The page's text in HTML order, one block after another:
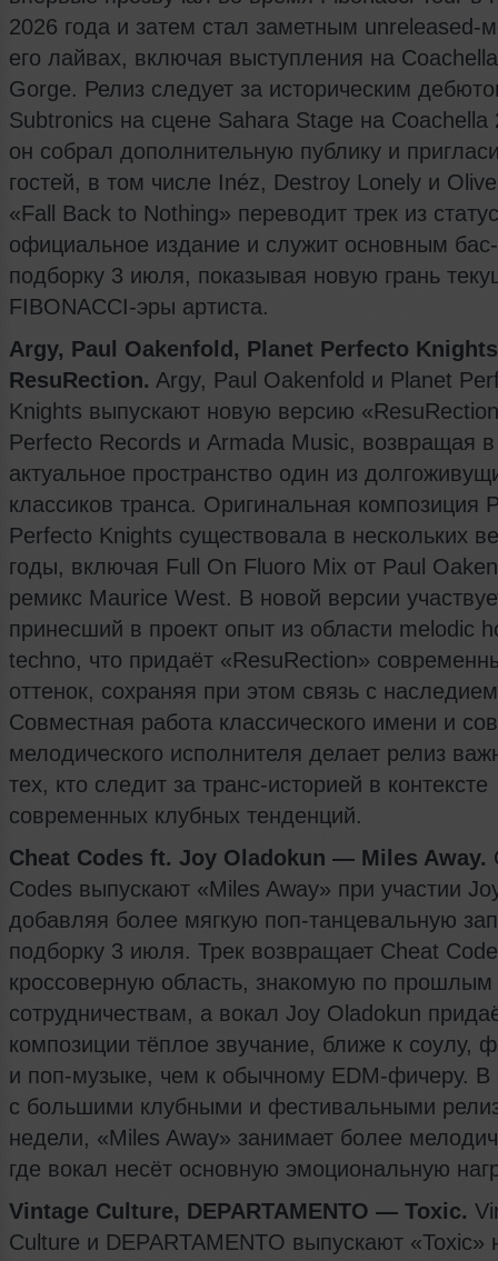
2026 года и затем стал заметным unreleased-
его лайвах, включая выступления на
Gorge. Релиз следует за историческим
Subtronics на сцене Sahara Stage на Coachella
он собрал дополнительную публику и
гостей, в том числе Inéz, Destroy Lonely и
«Fall Back to Nothing» переводит трек из
официальное издание и служит основным
подборку 3 июля, показывая новую грань
FIBONACCI-эры артиста.
Argy, Paul Oakenfold, Planet Perfecto
ResuRection. Argy, Paul Oakenfold и Planet
Knights выпускают новую версию
Perfecto Records и Armada Music, возвращая в
актуальное пространство один из
классиков транса. Оригинальная композиция
Perfecto Knights существовала в нескольких
годы, включая Full On Fluoro Mix от Paul
ремикс Maurice West. В новой версии
принесший в проект опыт из области melodic
techno, что придаёт «ResuRection»
оттенок, сохраняя при этом связь с
Совместная работа классического имени и
мелодического исполнителя делает релиз
тех, кто следит за транс-историей в контексте
современных клубных тенденций.
Cheat Codes ft. Joy Oladokun — Miles Away.
Codes выпускают «Miles Away» при участии
добавляя более мягкую поп-танцевальную
подборку 3 июля. Трек возвращает Cheat
кроссоверную область, знакомую по прошлым
сотрудничествам, а вокал Joy Oladokun
композиции тёплое звучание, ближе к соулу,
и поп-музыке, чем к обычному EDM-фичеру. В
с большими клубными и фестивальными
недели, «Miles Away» занимает более
где вокал несёт основную эмоциональную
Vintage Culture, DEPARTAMENTO — Toxic.
Culture и DEPARTAMENTO выпускают «Toxic»